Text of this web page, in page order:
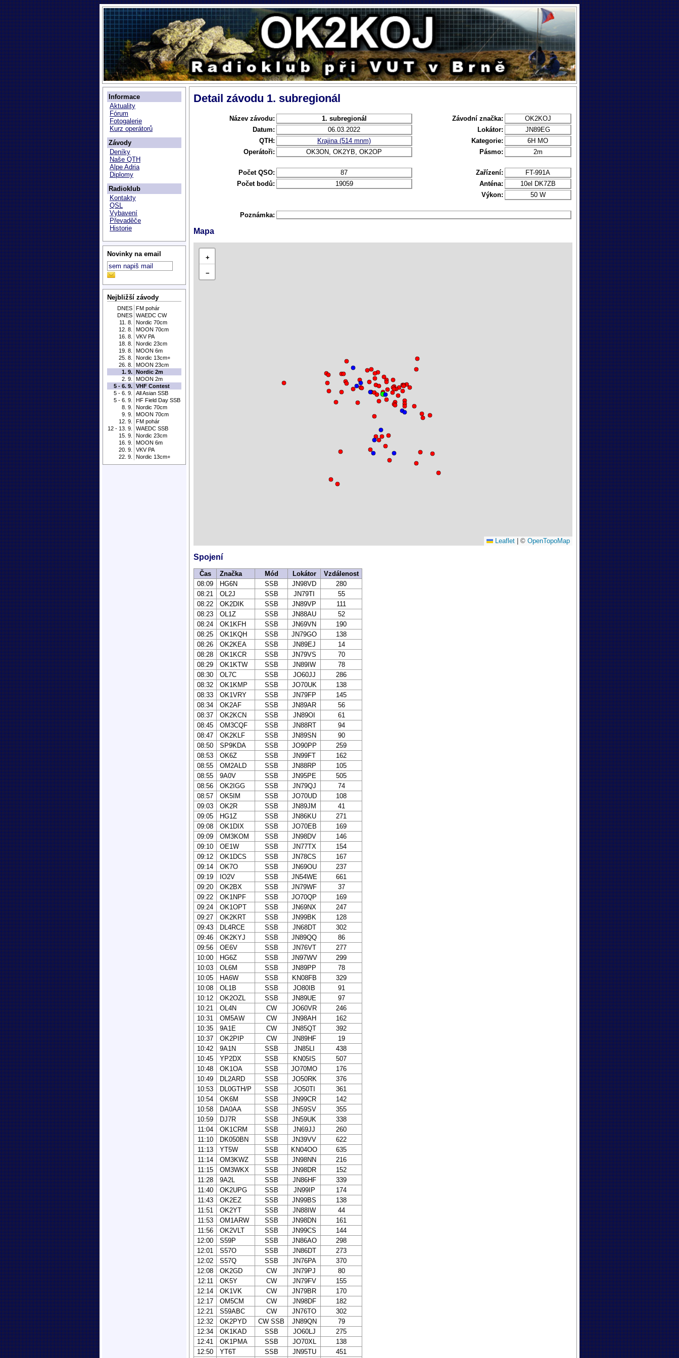
Informace
Aktuality
Fórum
Fotogalerie
Kurz operátorů
Závody
Deníky
Naše QTH
Alpe Adria
Diplomy
Radioklub
Kontakty
QSL
Vybavení
Převaděče
Historie
Novinky na email
Nejbližší závody
DNES FM pohár
DNES WAEDC CW
11. 8.
Nordic 70cm
12. 8.
MOON 70cm
16. 8.
VKV PA
18. 8.
Nordic 23cm
19. 8.
MOON 6m
25. 8.
Nordic 13cm+
26. 8.
MOON 23cm
1. 9. Nordic 2m
2. 9.
MOON 2m
5 - 6. 9. VHF Contest
5 - 6. 9.
All Asian SSB
5 - 6. 9.
HF Field Day SSB
8. 9.
Nordic 70cm
9. 9.
MOON 70cm
12. 9.
FM pohár
12 - 13. 9.
WAEDC SSB
15. 9.
Nordic 23cm
16. 9.
MOON 6m
20. 9.
VKV PA
22. 9.
Nordic 13cm+
Detail závodu 1. subregionál
Název závodu: 1. subregionál Závodní značka:
OK2KOJ
Datum:
06.03.2022 Lokátor:
JN89EG
QTH:
Krajina (514 mnm) Kategorie:
6H MO
Operátoři:
OK3ON, OK2YB, OK2OP Pásmo: 2m
Počet QSO: 87 Zařízení:
FT-991A
Počet bodů:
19059 Anténa:
10el DK7ZB
Výkon:
50 W
Poznámka:
Mapa
+
−
Leaflet © OpenTopoMap
Spojení
Čas Značka Mód Lokátor
Vzdálenost
08:09
HG6N SSB JN98VD
280
08:21
OL2J SSB JN79TI
55
08:22
OK2DIK SSB JN89VP
111
08:23
OL1Z SSB JN88AU
52
08:24
OK1KFH SSB JN69VN
190
08:25
OK1KQH SSB JN79GO
138
08:26
OK2KEA SSB JN89EJ
14
08:28
OK1KCR SSB JN79VS
70
08:29
OK1KTW SSB JN89IW
78
08:30
OL7C SSB JO60JJ
286
08:32
OK1KMP SSB JO70UK
138
08:33
OK1VRY SSB JN79FP
145
08:34
OK2AF SSB JN89AR
56
08:37
OK2KCN SSB JN89OI
61
08:45
OM3CQF SSB JN88RT
94
08:47
OK2KLF SSB JN89SN
90
08:50
SP9KDA SSB JO90PP
259
08:53
OK6Z SSB JN99FT
162
08:55
OM2ALD SSB JN88RP
105
08:55
9A0V SSB JN95PE
505
08:56
OK2IGG SSB JN79QJ
74
08:57
OK5IM SSB JO70UD
108
09:03
OK2R SSB JN89JM
41
09:05
HG1Z SSB JN86KU
271
09:08
OK1DIX SSB JO70EB
169
09:09
OM3KOM SSB JN98DV
146
09:10
OE1W SSB JN77TX
154
09:12
OK1DCS SSB JN78CS
167
09:14
OK7O SSB JN69OU
237
09:19
IO2V SSB JN54WE
661
09:20
OK2BX SSB JN79WF
37
09:22
OK1NPF SSB JO70QP
169
09:24
OK1OPT SSB JN69NX
247
09:27
OK2KRT SSB JN99BK
128
09:43
DL4RCE SSB JN68DT
302
09:46
OK2KYJ SSB JN89QQ
86
09:56
OE6V SSB JN76VT
277
10:00
HG6Z SSB JN97WV
299
10:03
OL6M SSB JN89PP
78
10:05
HA6W SSB KN08FB
329
10:08
OL1B SSB JO80IB
91
10:12
OK2OZL SSB JN89UE
97
10:21
OL4N CW JO60VR
246
10:31
OM5AW CW JN98AH
162
10:35
9A1E CW JN85QT
392
10:37
OK2PIP CW JN89HF
19
10:42
9A1N SSB JN85LI
438
10:45
YP2DX SSB KN05IS
507
10:48
OK1OA SSB JO70MO
176
10:49
DL2ARD SSB JO50RK
376
10:53
DL0GTH/P SSB JO50TI
361
10:54
OK6M SSB JN99CR
142
10:58
DA0AA SSB JN59SV
355
10:59
DJ7R SSB JN59UK
338
11:04
OK1CRM SSB JN69JJ
260
11:10
DK050BN SSB JN39VV
622
11:13
YT5W SSB KN04OO
635
11:14
OM3KWZ SSB JN98NN
216
11:15
OM3WKX SSB JN98DR
152
11:28
9A2L SSB JN86HF
339
11:40
OK2UPG SSB JN99IP
174
11:43
OK2EZ SSB JN99BS
138
11:51
OK2YT SSB JN88IW
44
11:53
OM1ARW SSB JN98DN
161
11:56
OK2VLT SSB JN99CS
144
12:00
S59P SSB JN86AO
298
12:01
S57O SSB JN86DT
273
12:02
S57Q SSB JN76PA
370
12:08
OK2GD CW JN79PJ
80
12:11
OK5Y CW JN79FV
155
12:14
OK1VK CW JN79BR
170
12:17
OM5CM CW JN98DF
182
12:21
S59ABC CW JN76TO
302
12:32
OK2PYD CW SSB JN89QN
79
12:34
OK1KAD SSB JO60LJ
275
12:41
OK1PMA SSB JO70XL
138
12:50
YT6T SSB JN95TU
451